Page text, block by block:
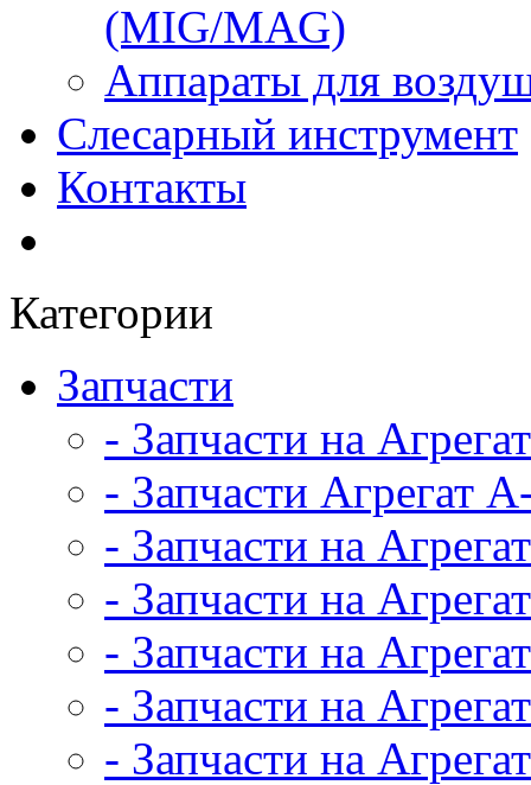
(MIG/MAG)
Аппараты для
Слесарный инструмент
Контакты
Категории
Запчасти
- Запчасти на
- Запчасти Агрегат
- Запчасти на
- Запчасти на
- Запчасти на
- Запчасти на
- Запчасти на